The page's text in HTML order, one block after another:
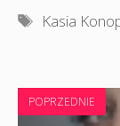
Tagi
Kasia
POPRZEDNIE